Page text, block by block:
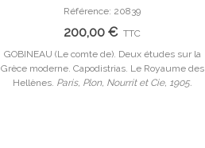
sur la Grèce moderne. Edition originale.
Référence: 20839
200,00 € TTC
GOBINEAU (Le comte de). Deux études sur la
Grèce moderne. Capodistrias. Le Royaume des
Hellènes. Paris, Plon, Nourrit et Cie, 1905.